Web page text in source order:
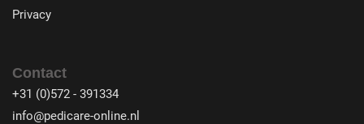
Privacy
Contact
+31 (0)572 - 391334
info@pedicare-online.nl